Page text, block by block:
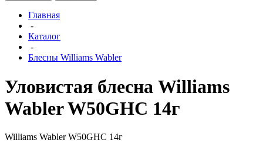
Главная
-
Каталог
-
Блесны Williams Wabler
Уловистая блесна Williams
Wabler W50GHC 14г
Williams Wabler W50GHC 14г